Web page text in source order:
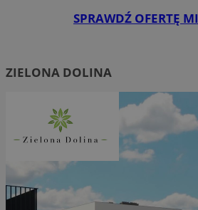
SPRAWDŹ OFERTĘ
ZIELONA DOLINA